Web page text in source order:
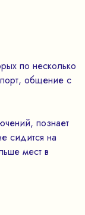
по несколько
общение с
познает
сидится на
мест в